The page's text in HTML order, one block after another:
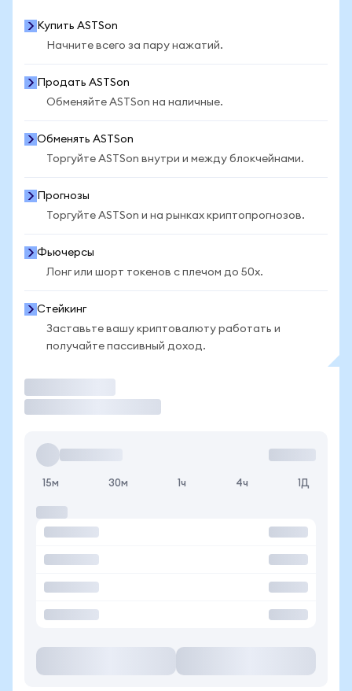
Купить ASTSon
Начните всего за пару нажатий.
Продать ASTSon
Обменяйте ASTSon на наличные.
Обменять ASTSon
Торгуйте ASTSon внутри и между блокчейнами.
Прогнозы
Торгуйте ASTSon и на рынках криптопрогнозов.
Фьючерсы
Лонг или шорт токенов с плечом до 50x.
Стейкинг
Заставьте вашу криптовалюту работать и
получайте пассивный доход.
15м 30м 1ч 4ч 1Д